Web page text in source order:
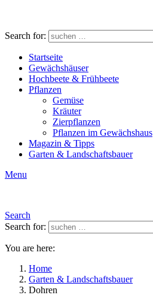
Search for:
Startseite
Gewächshäuser
Hochbeete & Frühbeete
Pflanzen
Gemüse
Kräuter
Zierpflanzen
Pflanzen im Gewächshaus
Magazin & Tipps
Garten & Landschaftsbauer
Menu
Search
Search for:
You are here:
Home
Garten & Landschaftsbauer
Dohren